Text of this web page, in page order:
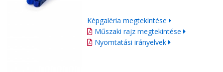
Képgaléria megtekintése
Műszaki rajz megtekintése
Nyomtatási irányelvek